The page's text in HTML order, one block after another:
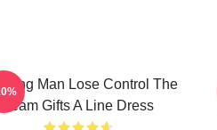
Man Lose Control The
Team Gifts A Line Dress